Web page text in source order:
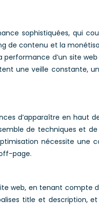
sophistiquées, qui
de contenu et la
d’un site web
une veille constante,
d’apparaître en haut
de techniques et
nécessite une
page.
web, en tenant compte
title et description, et